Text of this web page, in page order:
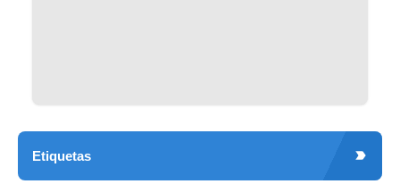
Etiquetas